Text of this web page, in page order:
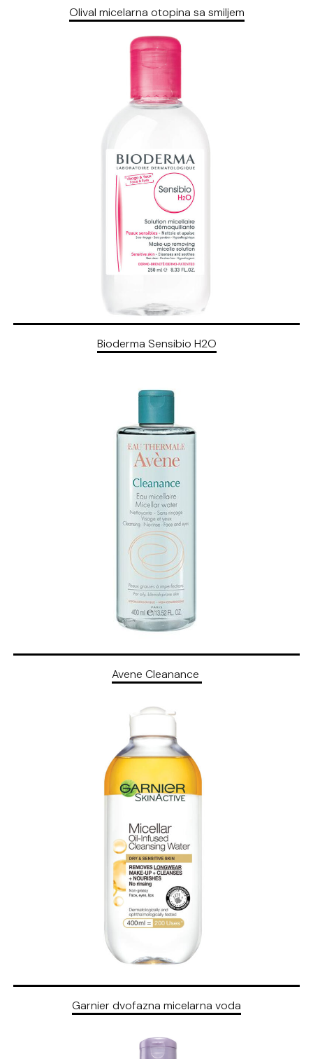
Olival micelarna otopina sa smiljem
Bioderma Sensibio H2O
Avene Cleanance
Garnier dvofazna micelarna voda